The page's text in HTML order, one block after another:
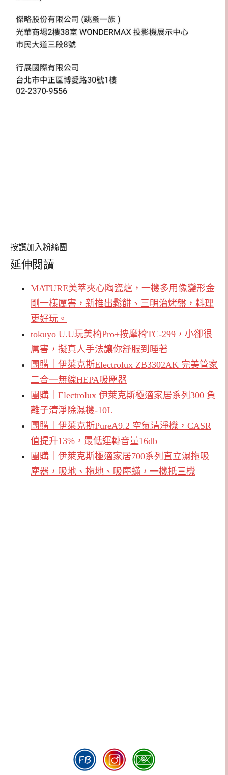
按讚加入粉絲團
延伸閱讀
MATURE美萃夾心陶瓷爐，一機多用像變形金
剛一樣厲害，新推出鬆餅、三明治烤盤，料理
更好玩。
tokuyo U.U玩美椅Pro+按摩椅TC-299，小卻很
厲害，擬真人手法讓你舒服到睡著
團購｜伊萊克斯Electrolux ZB3302AK 完美管家
二合一無線HEPA吸塵器
團購｜Electrolux 伊萊克斯極適家居系列300 負
離子清淨除濕機-10L
團購｜伊萊克斯PureA9.2 空氣清淨機，CASR
值提升13%，最低運轉音量16db
團購｜伊萊克斯極適家居700系列直立濕拖吸
塵器，吸地、拖地、吸塵蟎，一機抵三機